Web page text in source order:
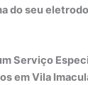
do seu
Serviço
em Vila